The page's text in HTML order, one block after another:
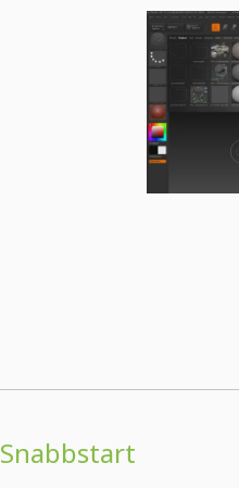
Snabbstart